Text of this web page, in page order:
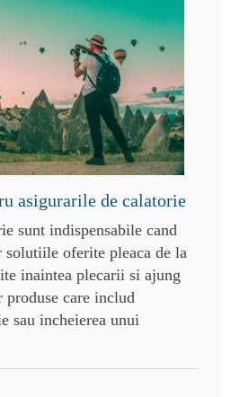
asigurarile de calatorie
sunt indispensabile cand
solutiile oferite pleaca de la
inaintea plecarii si ajung
care includ
sau incheierea unui